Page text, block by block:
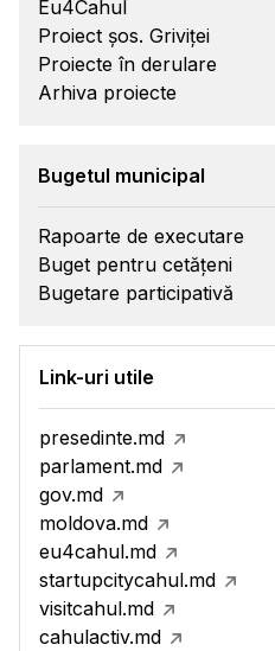
Eu4Cahul
Proiect șos. Griviței
Proiecte în derulare
Arhiva proiecte
Bugetul municipal
Rapoarte de executare
Buget pentru cetățeni
Bugetare participativă
Link-uri utile
presedinte.md
parlament.md
gov.md
moldova.md
eu4cahul.md
startupcitycahul.md
visitcahul.md
cahulactiv.md